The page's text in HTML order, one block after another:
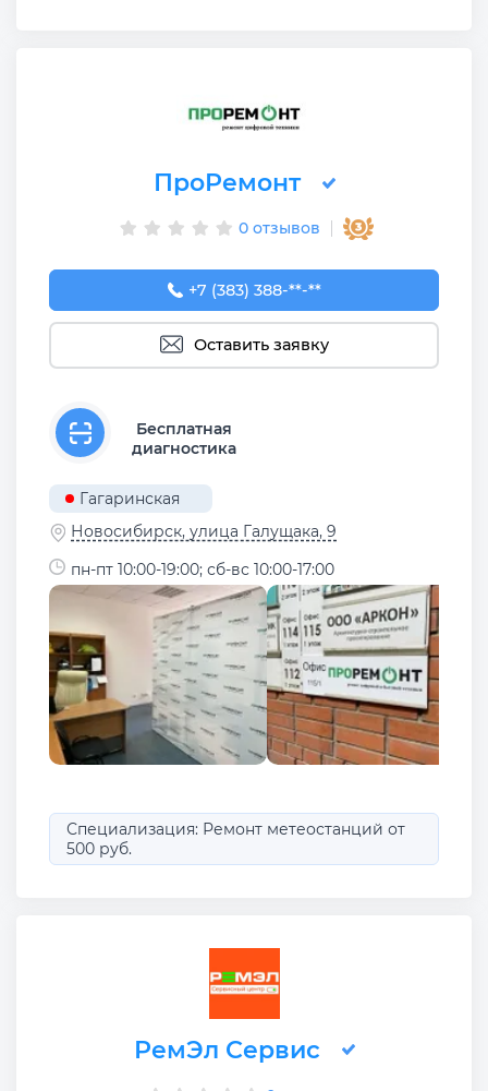
ПроРемонт
0 отзывов
+7 (383) 388-83-89
+7 (383) 388-**-**
Оставить заявку
Бесплатная
диагностика
Гагаринская
Новосибирск, улица Галущака, 9
пн-пт 10:00-19:00; сб-вс 10:00-17:00
Специализация: Ремонт метеостанций от
500 руб.
РемЭл Сервис